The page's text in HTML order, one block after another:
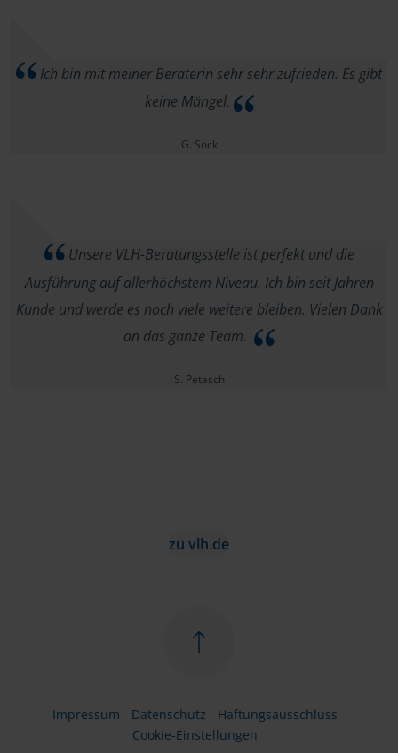
Ich bin mit meiner Beraterin sehr sehr zufrieden. Es gibt
keine Mängel.
G. Sock
Unsere VLH-Beratungsstelle ist perfekt und die
Ausführung auf allerhöchstem Niveau. Ich bin seit Jahren
Kunde und werde es noch viele weitere bleiben. Vielen Dank
an das ganze Team.
S. Petasch
zu vlh.de
Impressum Datenschutz
Haftungsausschluss
Cookie-Einstellungen